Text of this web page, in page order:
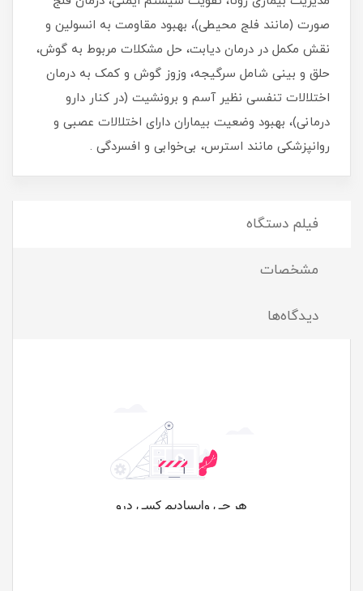
صورت (مانند فلج محیطی)، بهبود مقاومت به انسولین و
نقش مکمل در درمان دیابت، حل مشکلات مربوط به گوش،
حلق و بینی شامل سرگیجه، وزوز گوش و کمک به درمان
اختلالات تنفسی نظیر آسم و برونشیت (در کنار دارو
درمانی)، بهبود وضعیت بیماران دارای اختلالات عصبی و
روانپزشکی مانند استرس، بی‌خوابی و افسردگی .
فیلم دستگاه
مشخصات
دیدگاه‌ها